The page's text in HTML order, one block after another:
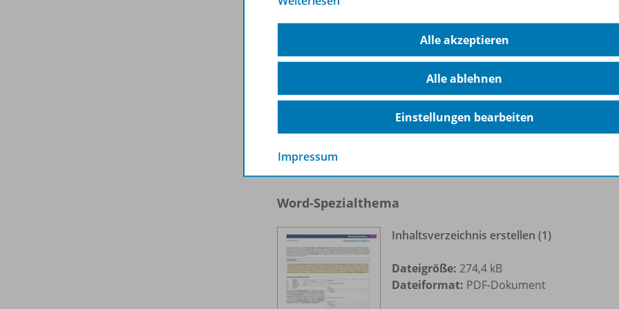
Text in Spalten - Initial
Dateigröße:947,7 kB
Dateiformat:PDF-Dokument
Word-Spezialthema
Inhaltsverzeichnis erstellen (1)
Dateigröße: 274,4 kB
Dateiformat: PDF-Dokument
Alle akzeptieren
Alle ablehnen
Einstellungen bearbeiten
Impressum